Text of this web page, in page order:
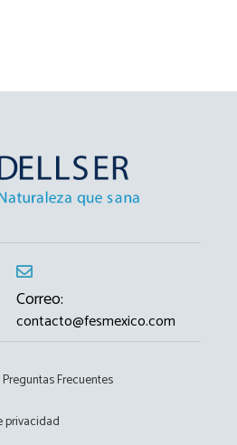
Correo:
contacto@fesmexico.com
Preguntas Frecuentes
privacidad